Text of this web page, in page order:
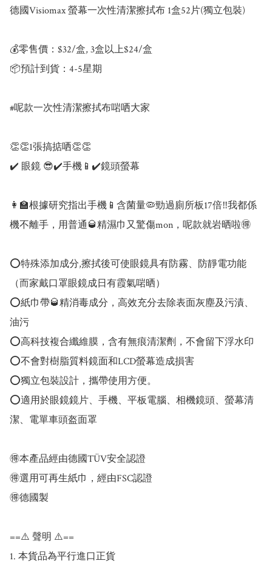
德國Visiomax 螢幕一次性清潔擦拭布 1盒52片(獨立包裝)
💰零售價：$32/盒, 3盒以上$24/盒
📦預計到貨：4-5星期
#呢款一次性清潔擦拭布啱哂大家
👏👏1張搞掂哂👏👏
✔️ 眼鏡 😎✔️手機📱✔️鏡頭螢幕
👩‍🏫根據研究指出手機📱含菌量🦠勁過廁所板17倍‼️我都係
機不離手，用普通🥃精濕巾又驚傷mon，呢款就岩晒啦🉐️
⭕特殊添加成分,擦拭後可使眼鏡具有防霧、防靜電功能
（而家戴口罩眼鏡成日有霞氣啱晒）
⭕紙巾帶🥃精消毒成分，高效充分去除表面灰塵及污漬、
油污
⭕高科技複合纖維膜，含有無痕清潔劑，不會留下浮水印
⭕不會對樹脂質料鏡面和LCD螢幕造成損害
⭕獨立包裝設計，攜帶使用方便。
⭕適用於眼鏡鏡片、手機、平板電腦、相機鏡頭、螢幕清
潔、電單車頭盔面罩
🉐️本產品經由德國TÜV安全認證
🉐️選用可再生紙巾，經由FSC認證
🉐️德國製
==⚠️ 聲明 ⚠️==
1. 本貨品為平行進口正貨